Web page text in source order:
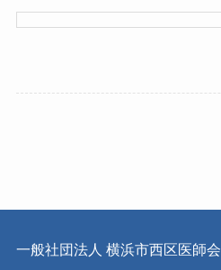
一般社団法人 横浜市西区医師会